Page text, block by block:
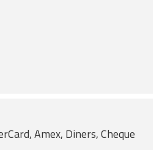
Amex, Diners, Cheque